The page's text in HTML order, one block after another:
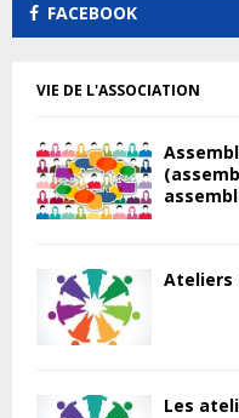
FACEBOOK
VIE DE L'ASSOCIATION
Ateliers
Les